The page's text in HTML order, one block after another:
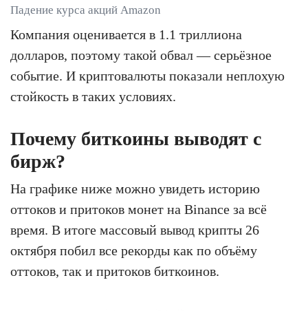
Падение курса акций Amazon
Компания оценивается в 1.1 триллиона
долларов, поэтому такой обвал — серьёзное
событие. И криптовалюты показали неплохую
стойкость в таких условиях.
Почему биткоины выводят с
бирж?
На графике ниже можно увидеть историю
оттоков и притоков монет на Binance за всё
время. В итоге массовый вывод крипты 26
октября побил все рекорды как по объёму
оттоков, так и притоков биткоинов.